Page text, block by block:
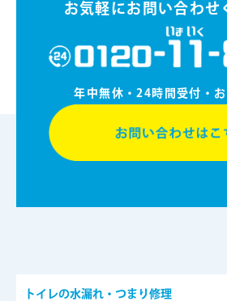
お気軽にお問い合わせ
年中無休・24時間受付・
トイレの水漏れ・つまり修理